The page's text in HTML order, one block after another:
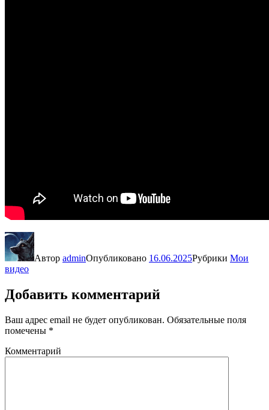
Автор adminОпубликовано 16.06.2025Рубрики Мои
видео
Добавить комментарий
Ваш адрес email не будет опубликован. Обязательные поля
помечены *
Комментарий